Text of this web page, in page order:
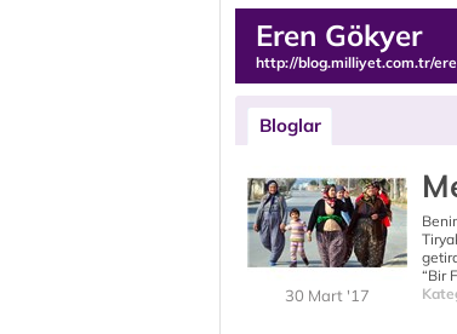
Eren Gökyer
http://blog.milliyet.com.tr/
Bloglar
30 Mart '17
“Bir